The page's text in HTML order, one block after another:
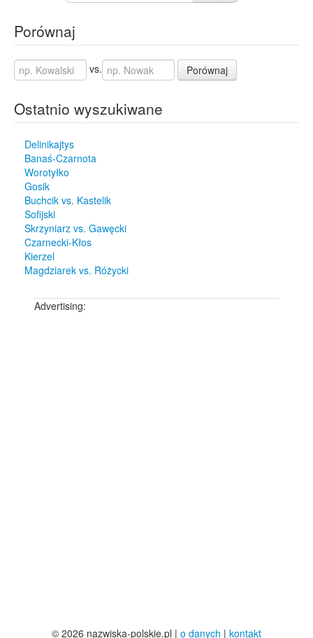
Porównaj
vs. Porównaj
Ostatnio wyszukiwane
Delinikajtys
Banaś-Czarnota
Worotyłko
Gosik
Buchcik vs. Kastelik
Sofijski
Skrzyniarz vs. Gawęcki
Czarnecki-Kłos
Kierzel
Magdziarek vs. Różycki
Advertising:
© 2026 nazwiska-polskie.pl | o danych | kontakt